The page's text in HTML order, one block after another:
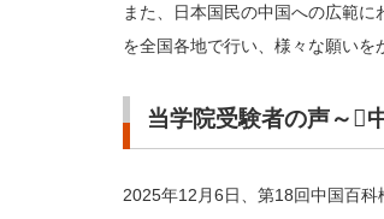
また、日本国民の中国への広範
を全国各地で行い、様々な願いを
当学院受験者の声～
2025年12月6日、第18回中国百科